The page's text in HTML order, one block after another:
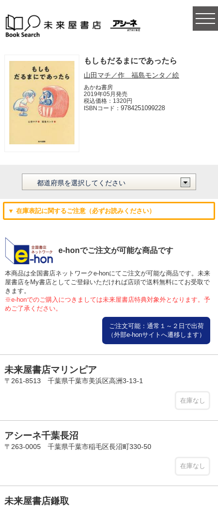
もしもだるまにであったら
山田マチ／作 福島モンタ／絵
あかね書房
2019年05月発売
税込価格：1320円
ISBNコード：9784251099228
▼ 在庫表記に関するご注意（必ずお読みください）
e-honでご注文が可能な商品です
本商品は全国書店ネットワークe-honにてご注文が可能な商品です。未来
屋書店をMy書店としてご登録いただければ店頭で送料無料にてお受取で
きます。
※e-honでのご購入につきましては未来屋書店特典対象外となります。予
めご了承ください。
ご注文可能：通常１～２日で出荷
（外部e-honサイトへ遷移します）
未来屋書店マリンピア
〒261-8513 千葉県千葉市美浜区高洲3-13-1
在庫なし
アシーネ千葉長沼
〒263-0005 千葉県千葉市稲毛区長沼町330-50
在庫なし
未来屋書店鎌取